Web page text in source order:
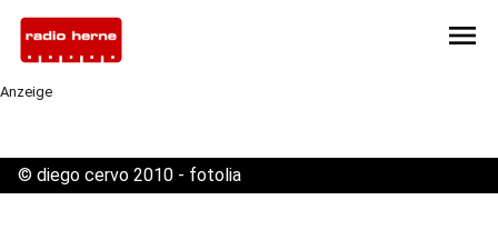
menu
Anzeige
© diego cervo 2010 - fotolia